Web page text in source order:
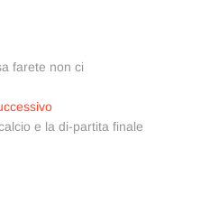
farete non ci
Articolo
successivo:
e la di-partita finale